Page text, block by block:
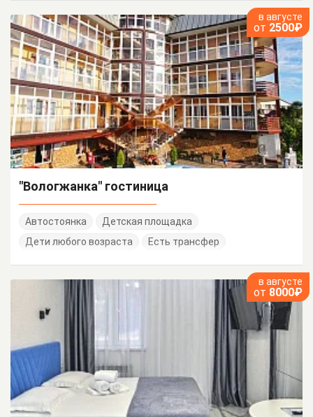
в августе
от 2500₽
"Вологжанка" гостиница
Автостоянка
Детская площадка
Дети любого возраста
Есть трансфер
в августе
от 8000₽